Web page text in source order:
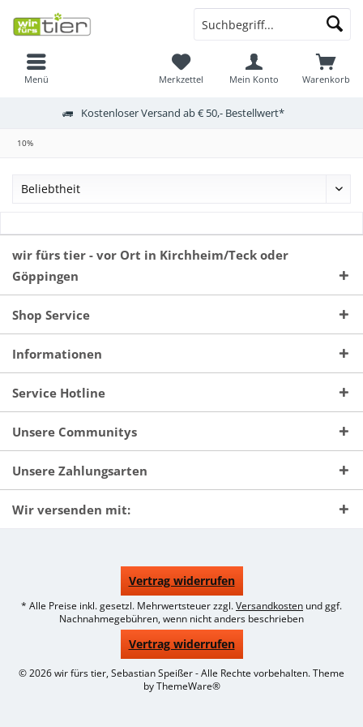
Menü Warenkorb
Merkzettel Mein Konto
Kostenloser Versand ab € 50,- Bestellwert*
10%
wir fürs tier - vor Ort in Kirchheim/Teck oder
Göppingen
Shop Service
Informationen
Service Hotline
Unsere Communitys
Unsere Zahlungsarten
Wir versenden mit:
Vertrag widerrufen
* Alle Preise inkl. gesetzl. Mehrwertsteuer zzgl.Versandkosten und ggf.
Nachnahmegebühren, wenn nicht anders beschrieben
Vertrag widerrufen
© 2026 wir fürs tier, Sebastian Speißer - Alle Rechte vorbehalten. Theme
byThemeWare®